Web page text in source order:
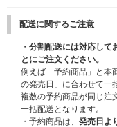
配送に関するご注意
・ 分割配送には対応して
とにご注文ください。
例えば「予約商品」と本
の発売日」に合わせて一
複数の予約商品が同じ注
一括配送となります。
・予約商品は、 発売日よ